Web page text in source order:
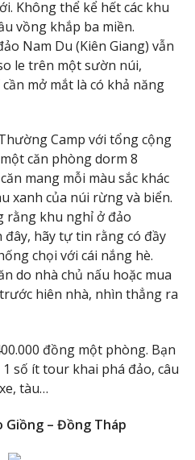
Không thể kể hết các khu
vồng khắp ba miền.
Nam Du (Kiên Giang) vẫn
le trên một sườn núi,
mở mắt là có khả năng
Camp với tổng cộng
căn phòng dorm 8
mang mỗi màu sắc khác
xanh của núi rừng và biển.
rằng khu nghỉ ở đảo
hãy tự tin rằng có đầy
chọi với cái nắng hè.
do nhà chủ nấu hoặc mua
hiên nhà, nhìn thẳng ra
đồng một phòng. Bạn
số ít tour khai phá đảo, câu
tàu…
Giồng – Đồng Tháp